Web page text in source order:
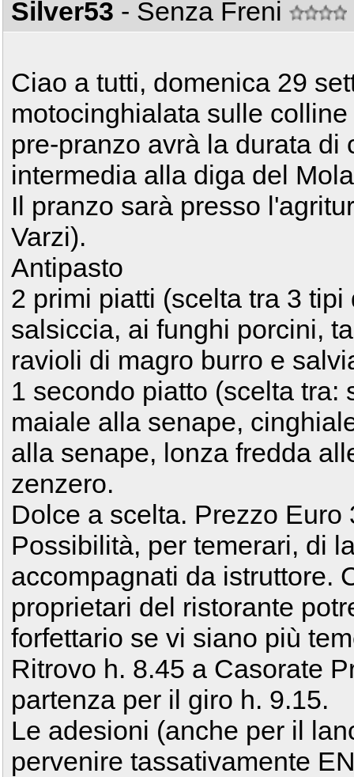
Silver53 - Senza Freni
Ciao a tutti, domenica 29
motocinghialata sulle
pre-pranzo avrà la durata di
intermedia alla diga del
Il pranzo sarà presso
Varzi).
Antipasto
2 primi piatti (scelta tra 3
salsiccia, ai funghi porcini,
ravioli di magro burro e
1 secondo piatto (scelta tra:
maiale alla senape,
alla senape, lonza fredda
zenzero.
Dolce a scelta. Prezzo
Possibilità, per temerari, di
accompagnati da istruttore.
proprietari del ristorante
forfettario se vi siano più
Ritrovo h. 8.45 a Casorate
partenza per il giro h. 9.15.
Le adesioni (anche per il
pervenire tassativamente